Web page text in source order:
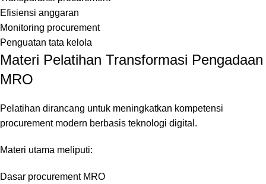
Efisiensi anggaran
Monitoring procurement
Penguatan tata kelola
Materi Pelatihan Transformasi Pengadaan
MRO
Pelatihan dirancang untuk meningkatkan kompetensi
procurement modern berbasis teknologi digital.
Materi utama meliputi:
Dasar procurement MRO